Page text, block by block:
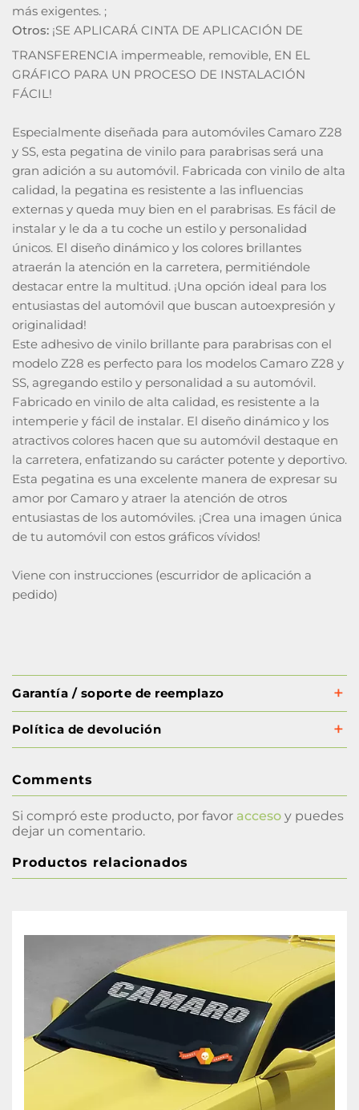
más exigentes. ;
Otros: ¡SE APLICARÁ CINTA DE APLICACIÓN DE
TRANSFERENCIA impermeable, removible, EN EL
GRÁFICO PARA UN PROCESO DE INSTALACIÓN
FÁCIL!
Especialmente diseñada para automóviles Camaro Z28
y SS, esta pegatina de vinilo para parabrisas será una
gran adición a su automóvil. Fabricada con vinilo de alta
calidad, la pegatina es resistente a las influencias
externas y queda muy bien en el parabrisas. Es fácil de
instalar y le da a tu coche un estilo y personalidad
únicos. El diseño dinámico y los colores brillantes
atraerán la atención en la carretera, permitiéndole
destacar entre la multitud. ¡Una opción ideal para los
entusiastas del automóvil que buscan autoexpresión y
originalidad!
Este adhesivo de vinilo brillante para parabrisas con el
modelo Z28 es perfecto para los modelos Camaro Z28 y
SS, agregando estilo y personalidad a su automóvil.
Fabricado en vinilo de alta calidad, es resistente a la
intemperie y fácil de instalar. El diseño dinámico y los
atractivos colores hacen que su automóvil destaque en
la carretera, enfatizando su carácter potente y deportivo.
Esta pegatina es una excelente manera de expresar su
amor por Camaro y atraer la atención de otros
entusiastas de los automóviles. ¡Crea una imagen única
de tu automóvil con estos gráficos vívidos!
Viene con instrucciones (escurridor de aplicación a
pedido)
Garantía / soporte de reemplazo
Política de devolución
Comments
Si compró este producto, por favor acceso y puedes
dejar un comentario.
Productos relacionados